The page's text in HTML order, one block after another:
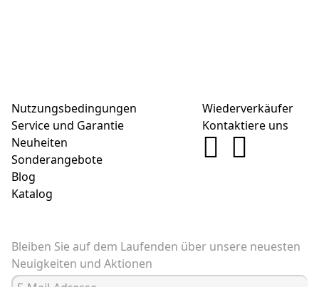
Nutzungsbedingungen
Service und Garantie
Neuheiten
Sonderangebote
Blog
Katalog
Wiederverkäufer
Kontaktiere uns
Bleiben Sie auf dem Laufenden über unsere neuesten
Neuigkeiten und Aktionen